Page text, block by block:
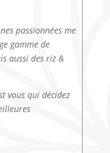
passionnées me
gamme de
aussi des riz &
vous qui décidez